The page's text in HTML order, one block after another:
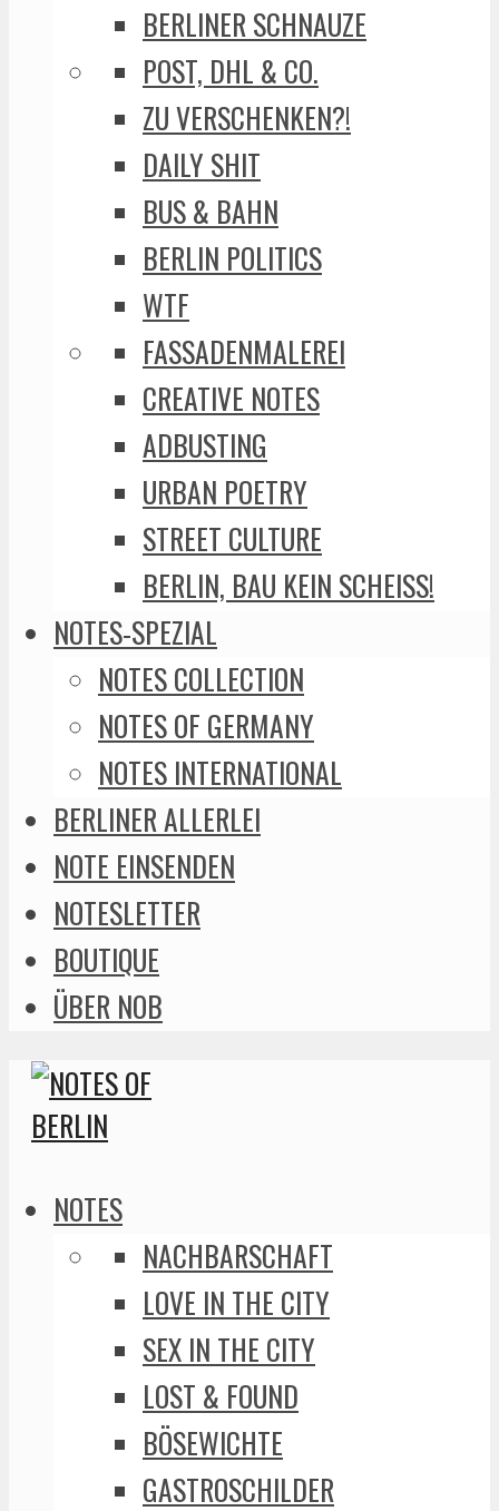
BERLINER SCHNAUZE
POST, DHL & CO.
ZU VERSCHENKEN?!
DAILY SHIT
BUS & BAHN
BERLIN POLITICS
WTF
FASSADENMALEREI
CREATIVE NOTES
ADBUSTING
URBAN POETRY
STREET CULTURE
BERLIN, BAU KEIN SCHEISS!
NOTES-SPEZIAL
NOTES COLLECTION
NOTES OF GERMANY
NOTES INTERNATIONAL
BERLINER ALLERLEI
NOTE EINSENDEN
NOTESLETTER
BOUTIQUE
ÜBER NOB
NOTES
NACHBARSCHAFT
LOVE IN THE CITY
SEX IN THE CITY
LOST & FOUND
BÖSEWICHTE
GASTROSCHILDER